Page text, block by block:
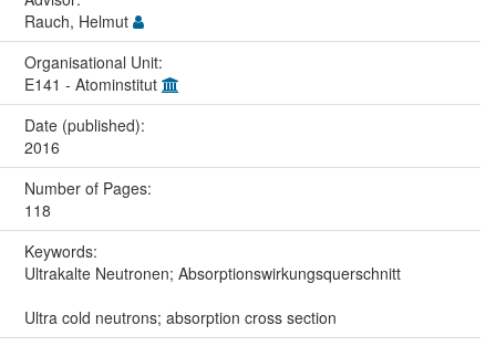
Rauch, Helmut
Organisational Unit:
E141 - Atominstitut
Date (published):
2016
Number of Pages:
118
Keywords:
Ultrakalte Neutronen; Absorptionswirkungsquerschnitt
Ultra cold neutrons; absorption cross section